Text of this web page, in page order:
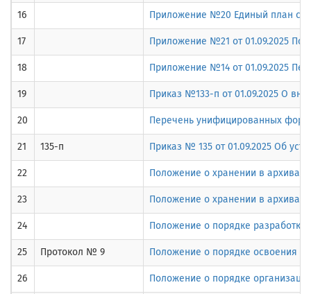
16 Приложение №20 Единый план
17 Приложение №21 от 01.09.2025
18 Приложение №14 от 01.09.2025
19 Приказ №133-п от 01.09.2025 О
20 Перечень унифицированных форм
21 135-п Приказ № 135 от 01.09.2025 Об
22 Положение о хранении в архивах
23 Положение о хранении в
24 Положение о порядке
25 Протокол № 9 Положение о порядке освоения
26 Положение о порядке